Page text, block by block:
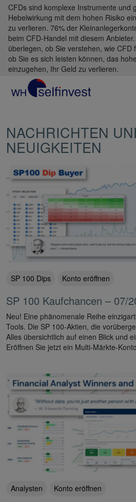
CFDs sind komplexe Instrumente und
Hebelwirkung mit dem hohen Risiko
zu verlieren. 76% der
beim CFD-Handel mit diesem
überlegen, ob Sie verstehen, wie CFD
ob Sie es sich leisten können, das
einzugehen, Ihr Geld zu verlieren.
NACHRICHTEN
NEUIGKEITEN
SP 100 Dips Konto eröffnen
SP 100 Kaufchancen – 07/
Neu! Eine phänomenale Reihe
Tools. Die SP 100-Aktien, die
Alles übersichtlich auf einen Blick und
Eröffnen Sie jetzt ein Multi-Märkte-
Analysten Konto eröffnen